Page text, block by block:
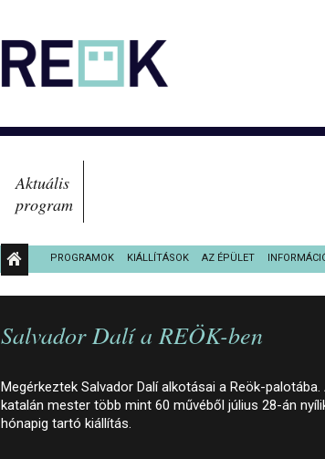
Aktuális
program
PROGRAMOK KIÁLLÍTÁSOK AZ ÉPÜLET
KÖZÉRDEKŰ ADATOK
Salvador Dalí a REÖK-ben
Megérkeztek Salvador Dalí alkotásai a Reök-palotába.
katalán mester több mint 60 művéből július 28-án
hónapig tartó kiállítás.